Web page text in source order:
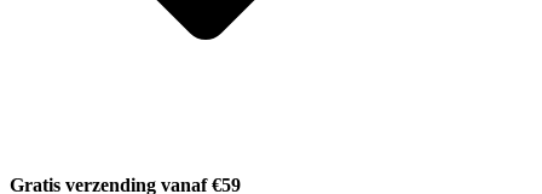
Gratis verzending vanaf €59